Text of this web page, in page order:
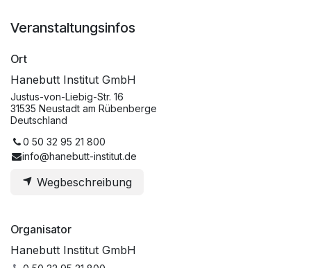
Veranstaltungsinfos
Ort
Hanebutt Institut GmbH
Justus-von-Liebig-Str. 16
31535 Neustadt am Rübenberge
Deutschland
0 50 32 95 21 800
info@hanebutt-institut.de
Wegbeschreibung
Organisator
Hanebutt Institut GmbH